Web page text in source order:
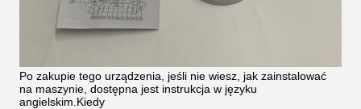
Po zakupie tego urządzenia, jeśli nie wiesz, jak zainstalować
na maszynie, dostępna jest instrukcja w języku
angielskim.Kiedy